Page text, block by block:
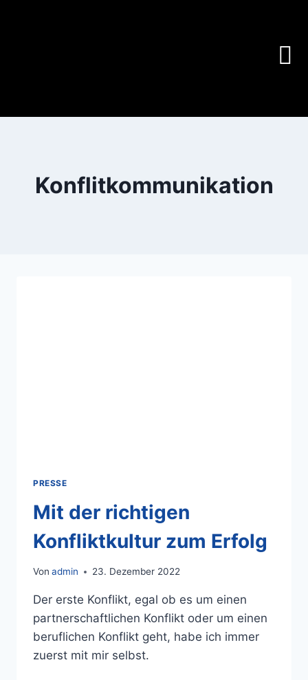
Konflitkommunikation
PRESSE
Mit der richtigen
Konfliktkultur zum Erfolg
Von admin 23. Dezember 2022
Der erste Konflikt, egal ob es um einen
partnerschaftlichen Konflikt oder um einen
beruflichen Konflikt geht, habe ich immer
zuerst mit mir selbst.